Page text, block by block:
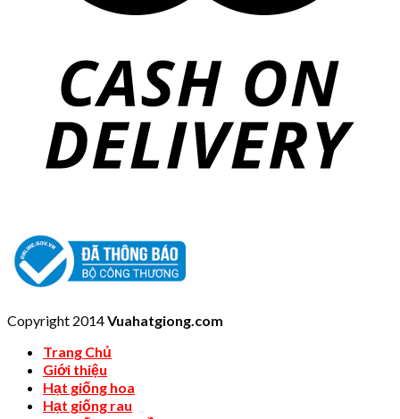
Copyright 2014Vuahatgiong.com
Trang Chủ
Giới thiệu
Hạt giống hoa
Hạt giống rau